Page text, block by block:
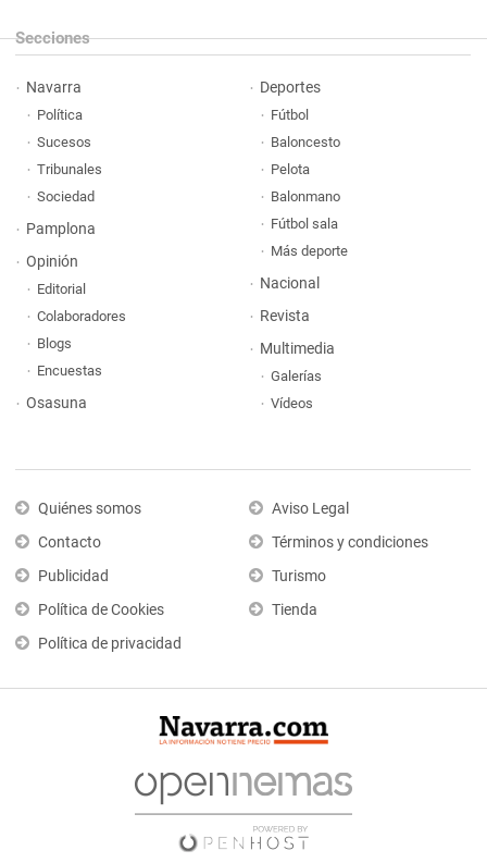
Secciones
Navarra
Política
Sucesos
Tribunales
Sociedad
Pamplona
Opinión
Editorial
Colaboradores
Blogs
Encuestas
Osasuna
Deportes
Fútbol
Baloncesto
Pelota
Balonmano
Fútbol sala
Más deporte
Nacional
Revista
Multimedia
Galerías
Vídeos
Quiénes somos
Contacto
Publicidad
Política de Cookies
Política de privacidad
Aviso Legal
Términos y condiciones
Turismo
Tienda